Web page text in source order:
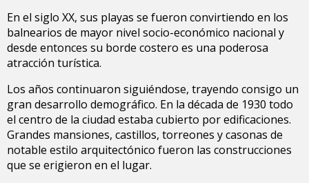
En el siglo XX, sus playas se fueron convirtiendo en los
balnearios de mayor nivel socio-económico nacional y
desde entonces su borde costero es una poderosa
atracción turística.
Los años continuaron siguiéndose, trayendo consigo un
gran desarrollo demográfico. En la década de 1930 todo
el centro de la ciudad estaba cubierto por edificaciones.
Grandes mansiones, castillos, torreones y casonas de
notable estilo arquitectónico fueron las construcciones
que se erigieron en el lugar.